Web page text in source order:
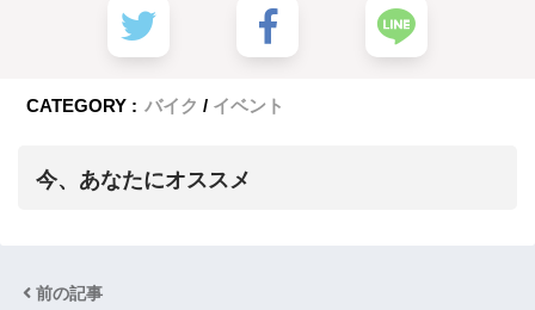
CATEGORY : バイク イベント
今、あなたにオススメ
前の記事